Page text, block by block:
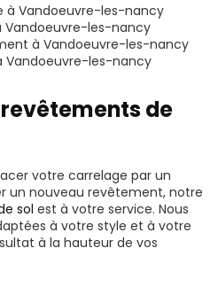
à Vandoeuvre-les-nancy
Vandoeuvre-les-nancy
à Vandoeuvre-les-nancy
Vandoeuvre-les-nancy
de
votre carrelage par un
un nouveau revêtement, notre
sol est à votre service. Nous
à votre style et à votre
à la hauteur de vos